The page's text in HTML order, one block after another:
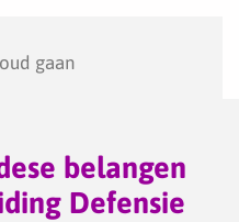
gaan
belangen
Defensie